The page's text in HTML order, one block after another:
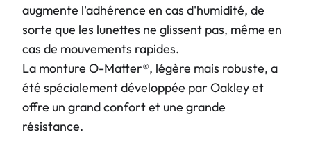
augmente l'adhérence en cas d'humidité, de
sorte que les lunettes ne glissent pas, même en
cas de mouvements rapides.
La monture O-Matter®, légère mais robuste, a
été spécialement développée par Oakley et
offre un grand confort et une grande
résistance.